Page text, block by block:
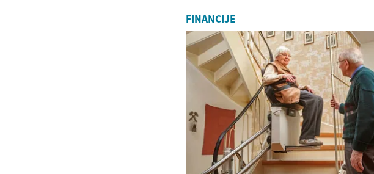
FINANCIJE